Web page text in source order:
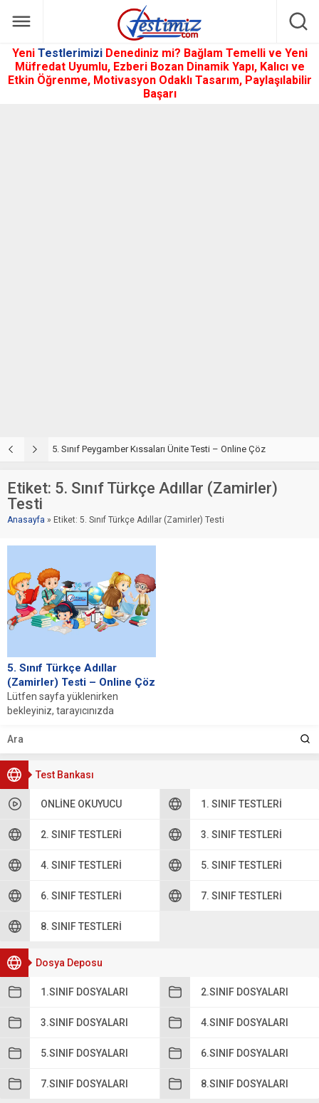
Yeni Testlerimizi Denediniz mi? Bağlam Temelli ve Yeni
Müfredat Uyumlu, Ezberi Bozan Dinamik Yapı, Kalıcı ve
Etkin Öğrenme, Motivasyon Odaklı Tasarım, Paylaşılabilir
Başarı
5. Sınıf Peygamber Kıssaları Ünite Testi – Online Çöz
Test Bankası
ONLINE OKUYUCU 1. SINIF TESTLERI
2. SINIF TESTLERI 3. SINIF TESTLERI
4. SINIF TESTLERI 5. SINIF TESTLERI
6. SINIF TESTLERI 7. SINIF TESTLERI
8. SINIF TESTLERI
Dosya Deposu
1.SINIF DOSYALARI 2.SINIF DOSYALARI
3.SINIF DOSYALARI 4.SINIF DOSYALARI
5.SINIF DOSYALARI 6.SINIF DOSYALARI
7.SINIF DOSYALARI 8.SINIF DOSYALARI
Etiket: 5. Sınıf Türkçe Adıllar (Zamirler)
Testi
Anasayfa » Etiket: 5. Sınıf Türkçe Adıllar (Zamirler) Testi
5. Sınıf Türkçe Adıllar
(Zamirler) Testi – Online Çöz
Lütfen sayfa yüklenirken
bekleyiniz, tarayıcınızda
olduğundan emin olunuz. Eğer
sayfa yüklenmediyse buraya...